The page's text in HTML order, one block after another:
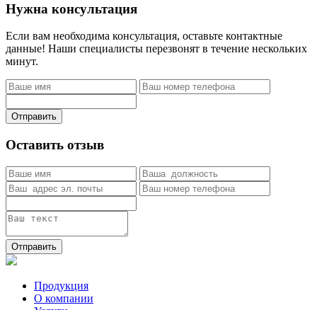
Нужна консультация
Если вам необходима консультация, оставьте контактные
данные! Наши специалисты перезвонят в течение нескольких
минут.
Отправить
Оставить отзыв
Отправить
Продукция
О компании